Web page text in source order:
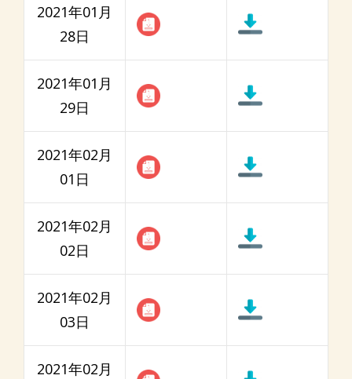
2021年01月
28日
2021年01月
29日
2021年02月
01日
2021年02月
02日
2021年02月
03日
2021年02月